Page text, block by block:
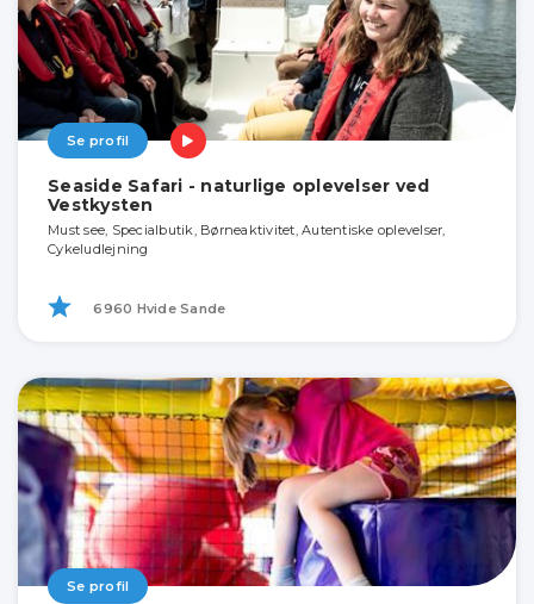
Se profil
Seaside Safari - naturlige oplevelser ved
Vestkysten
Must see, Specialbutik, Børneaktivitet, Autentiske oplevelser,
Cykeludlejning
6960 Hvide Sande
Se profil